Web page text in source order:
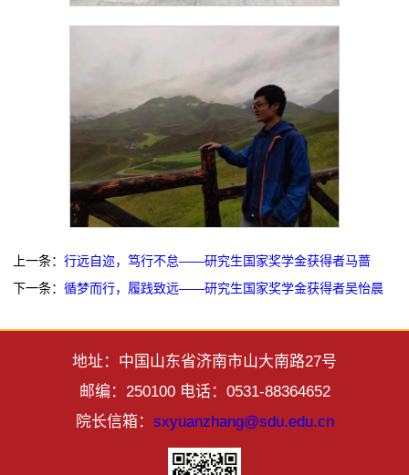
上一条：行远自迩，笃行不怠——研究生国家奖学金获得者马蔷
下一条：循梦而行，履践致远——研究生国家奖学金获得者吴怡晨
地址：中国山东省济南市山大南路27号
邮编：250100 电话：0531-88364652
院长信箱： sxyuanzhang@sdu.edu.cn